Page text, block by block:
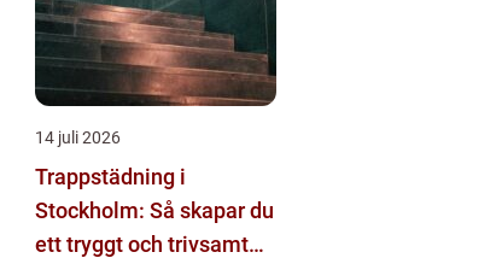
14 juli 2026
Trappstädning i
Stockholm: Så skapar du
ett tryggt och trivsamt